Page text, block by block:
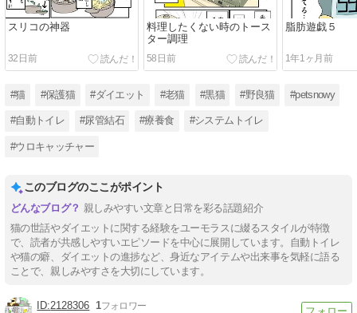
スリコの神器
32日前
料理したくない時のトース
ター調理
58日前
脂肪遊戯５
1年1ヶ月前
#猫 #保護猫 #ダイエット #老猫 #黒猫 #野良猫 #petsnowy
#自動トイレ #尿管結石 #療養食 #システムトイレ
#ウロキャッチャー
このブログのここがポイント
親しみやすい文章と日常を彩る話題紹介
猫の世話やダイエットに関する経験をユーモラスに綴るスタイルが特徴
で、読者が共感しやすいエピソードを中心に展開しています。自動トイレ
や猫の癖、ダイエットの進捗など、身近なアイテムや出来事を気軽に語る
ことで、親しみやすさを大切にしています。
2128306 1